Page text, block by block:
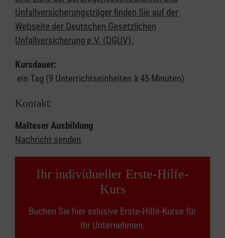
Unfallversicherungsträger finden Sie auf der
Webseite der Deutschen Gesetzlichen
Unfallversicherung e.V. (DGUV).
Kursdauer:
ein Tag (9 Unterrichtseinheiten à 45 Minuten)
Kontakt:
Malteser Ausbildung
Nachricht senden
Ihr individueller Erste-Hilfe-
Kurs
Buchen Sie hier exlusive Erste-Hilfe-Kurse für
Ihr Unternehmen.